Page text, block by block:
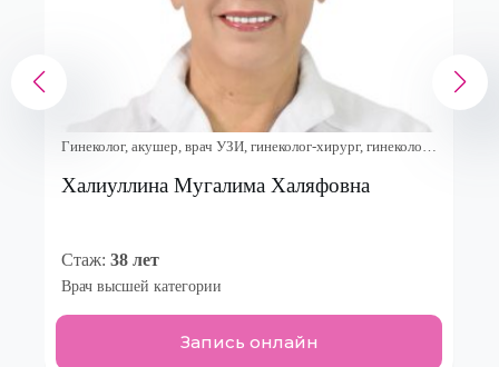
Гинеколог, акушер, врач УЗИ, гинеколог-хирург, гинеколог-
Халиуллина Мугалима Халяфовна
Стаж:38 лет
Врач высшей категории
Запись онлайн